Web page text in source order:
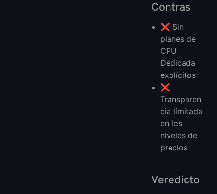
Contras
❌ Sin
planes de
CPU
Dedicada
explícitos
❌
Transparen
cia limitada
en los
niveles de
precios
Veredicto